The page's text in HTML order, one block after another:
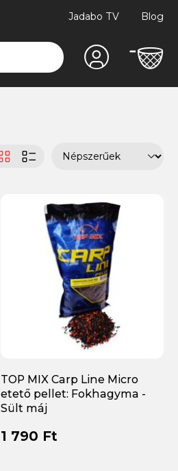
Jadabo TV Blog
TOP MIX Carp Line Micro
etető pellet: Fokhagyma -
Sült máj
1 790 Ft